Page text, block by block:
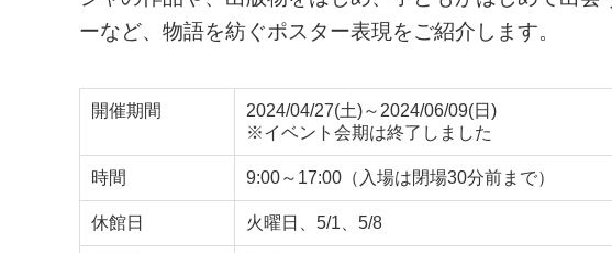
ーなど、物語を紡ぐポスター表現をご紹介します。
開催期間
2024/04/27(土)～2024/06/09(日)
※イベント会期は終了しました
時間 9:00～17:00（入場は閉場30分前まで）
休館日 火曜日、5/1、5/8